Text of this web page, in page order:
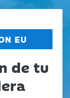
EU
de tu